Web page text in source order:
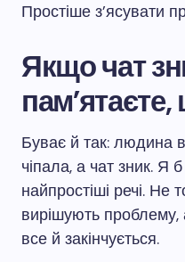
Простіше з’ясувати
Якщо чат
Буває й так: людина
чіпала, а чат зник. Я
найпростіші речі.
вирішують
все й закінчується.